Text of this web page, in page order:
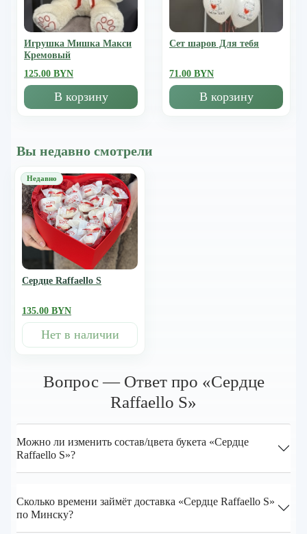
Игрушка Мишка Mакси
Кремовый
125.00 BYN
В корзину
Сет шаров Для тебя
71.00 BYN
В корзину
Вы недавно смотрели
Сердце Raffaello S
135.00 BYN
Нет в наличии
Вопрос — Ответ про «Сердце
Raffaello S»
Можно ли изменить состав/цвета букета «Сердце
Raffaello S»?
Сколько времени займёт доставка «Сердце Raffaello S»
по Минску?